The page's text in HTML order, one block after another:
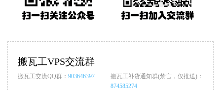
搬瓦工VPS交流群
搬瓦工交流QQ群： 903646397
搬瓦工补货通知群(禁言，仅推送)：
874585274